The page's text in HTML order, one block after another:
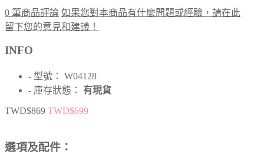
0 筆商品評論 如果您對本商品有什麼問題或經驗，請在此
留下您的意見和建議！
INFO
- 型號： W04128
- 庫存狀態：
有現貨
TWD$869 TWD$699
選項及配件：